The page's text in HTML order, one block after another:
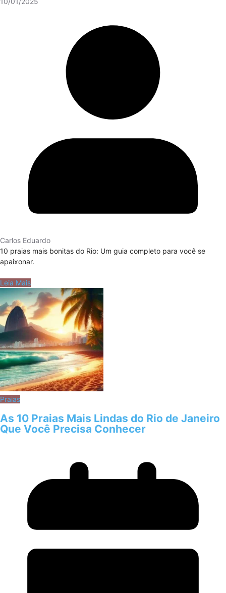
Carlos Eduardo
10 praias mais bonitas do Rio: Um guia completo para você se
apaixonar.
Leia Mais
Praias
As 10 Praias Mais Lindas do Rio de Janeiro
Que Você Precisa Conhecer